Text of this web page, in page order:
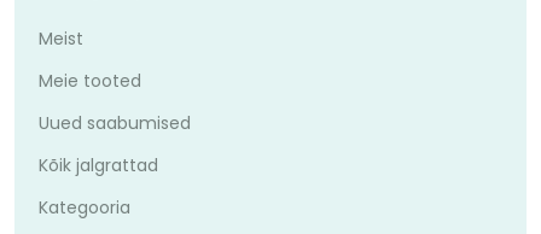
Meist
Meie tooted
Uued saabumised
Kõik jalgrattad
Kategooria